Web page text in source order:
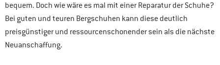
bequem. Doch wie wäre es mal mit einer Reparatur der Schuhe?
Bei guten und teuren Bergschuhen kann diese deutlich
preisgünstiger und ressourcenschonender sein als die nächste
Neuanschaffung.